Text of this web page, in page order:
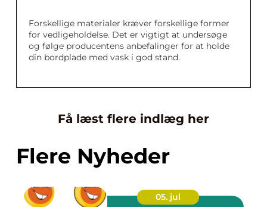
Forskellige materialer kræver forskellige former
for vedligeholdelse. Det er vigtigt at undersøge
og følge producentens anbefalinger for at holde
din bordplade med vask i god stand.
Få læst flere indlæg her
Flere Nyheder
05. jul